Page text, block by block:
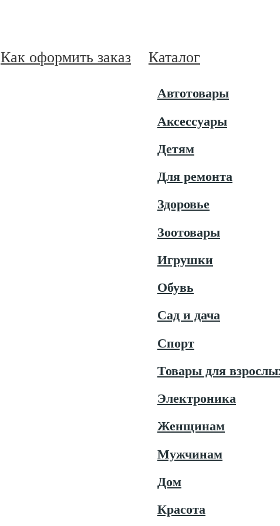
Как оформить заказ Каталог
Автотовары
Аксессуары
Детям
Для ремонта
Здоровье
Зоотовары
Игрушки
Обувь
Сад и дача
Спорт
Товары для
Электроника
Женщинам
Мужчинам
Дом
Красота